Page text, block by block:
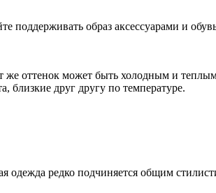
поддерживать образ аксессуарами и
же оттенок может быть холодным и
близкие друг другу по температуре.
одежда редко подчиняется общим